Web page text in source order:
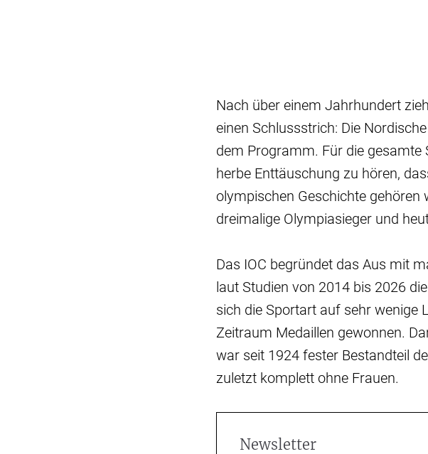
Nach über einem Jahrhundert
einen Schlussstrich: Die
dem Programm. Für die gesamte
herbe Enttäuschung zu hören,
olympischen Geschichte gehören
dreimalige Olympiasieger und
Das IOC begründet das Aus mit
laut Studien von 2014 bis 2026
sich die Sportart auf sehr wenige
Zeitraum Medaillen gewonnen.
war seit 1924 fester Bestandteil
zuletzt komplett ohne Frauen.
Newsletter